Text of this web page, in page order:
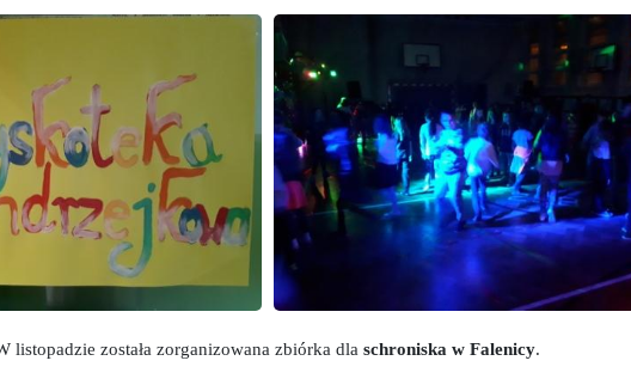
listopadzie została zorganizowana zbiórka dlaschroniska w Falenicy.